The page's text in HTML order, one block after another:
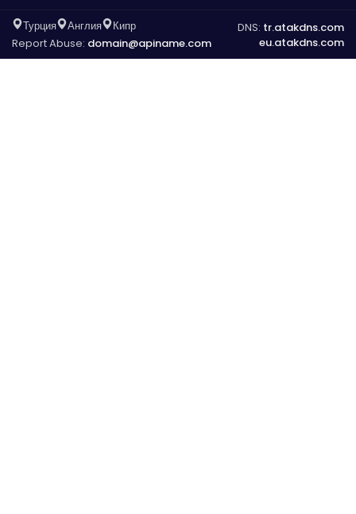
Турция Англия
Кипр
Report Abuse: domain@apiname.com
DNS: tr.atakdns.com
eu.atakdns.com